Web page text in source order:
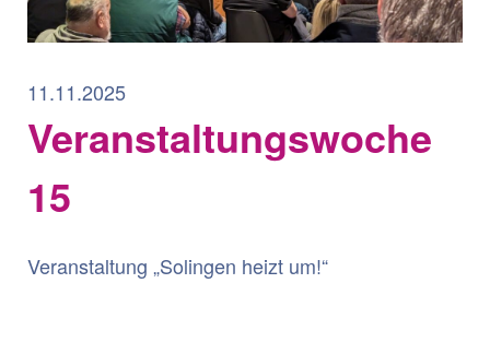
11.11.2025
Veranstaltungswoche
15
Veranstaltung „Solingen heizt um!“